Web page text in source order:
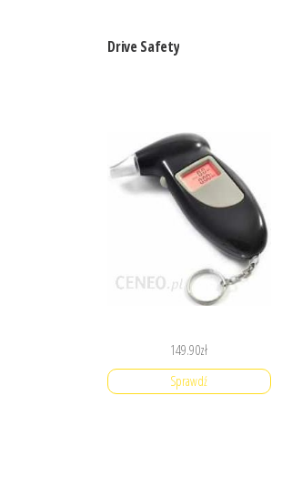
Drive Safety
149.90zł
Sprawdź